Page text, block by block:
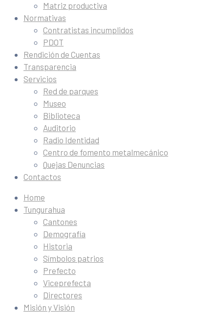
Matriz productiva
Normativas
Contratistas incumplidos
PDOT
Rendición de Cuentas
Transparencia
Servicios
Red de parques
Museo
Biblioteca
Auditorio
Radio Identidad
Centro de fomento metalmecánico
Quejas Denuncias
Contactos
Home
Tungurahua
Cantones
Demografía
Historia
Símbolos patrios
Prefecto
Viceprefecta
Directores
Misión y Visión